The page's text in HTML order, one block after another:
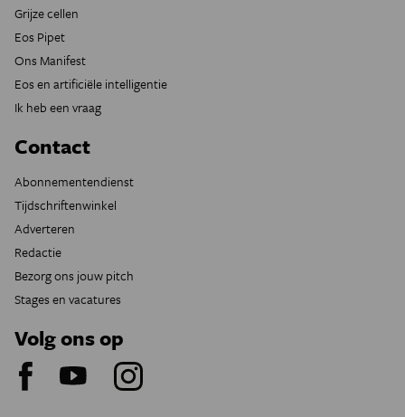
Grijze cellen
Eos Pipet
Ons Manifest
Eos en artificiële intelligentie
Ik heb een vraag
Contact
Abonnementendienst
Tijdschriftenwinkel
Adverteren
Redactie
Bezorg ons jouw pitch
Stages en vacatures
Volg ons op